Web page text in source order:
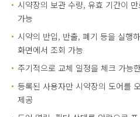
시약장의 보관 수량, 유효 기간이
가능
시약의 반입, 반출, 폐기 등을 실행
화면에서 조회 가능
주기적으로 교체 일정을 체크 가능
등록된 사용자만 시약장의 도어를
제공